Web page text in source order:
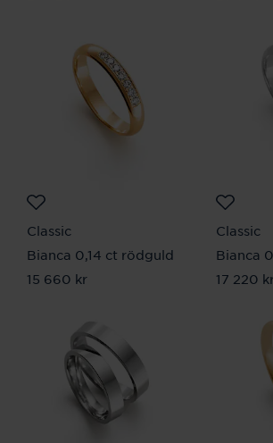
Classic
Bianca 0,14 ct rödguld
Pris:15 660 kr
15 660 kr
Classic
Bianca
Pris:17
17 220